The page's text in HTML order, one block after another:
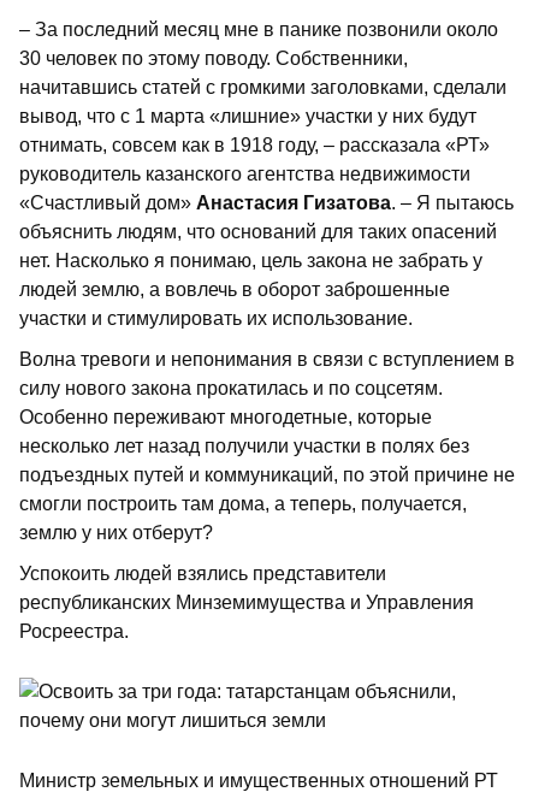
– За последний месяц мне в панике позвонили около
30 человек по этому поводу. Собственники,
начитавшись статей с громкими заголовками, сделали
вывод, что с 1 марта «лишние» участки у них будут
отнимать, совсем как в 1918 году, – рассказала «РТ»
руководитель казанского агентства недвижимости
«Счастливый дом» Анастасия Гизатова. – Я пытаюсь
объяснить людям, что оснований для таких опасений
нет. Насколько я понимаю, цель закона не забрать у
людей землю, а вовлечь в оборот заброшенные
участки и стимулировать их использование.
Волна тревоги и непонимания в связи с вступлением в
силу нового закона прокатилась и по соцсетям.
Особенно переживают многодетные, которые
несколько лет назад получили участки в полях без
подъездных путей и коммуникаций, по этой причине не
смогли построить там дома, а теперь, получается,
землю у них отберут?
Успокоить людей взялись представители
республиканских Минземимущества и Управления
Росреестра.
Министр земельных и имущественных отношений РТ